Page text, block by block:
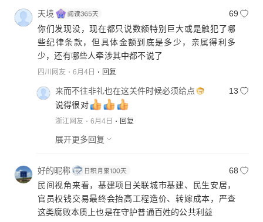
天境
69
你们发现没，现在都只说数额特别巨大或是触犯了哪
些纪律条款，但具体金额到底是多少，亲属得利多
少，还有哪些人牵涉其中都不说了
四川网友 6月4日 回复
来而不往非礼也在这关件时候必须给点
13
说得很对
浙江网友 6月4日 回复
展开更多回复
好的昵称
68
民间视角来看，基建项目关联城市基建、民生安居，
官员权钱交易最终会抬高工程造价、转嫁成本，严查
这类腐败本质上也是在守护普通百姓的公共利益